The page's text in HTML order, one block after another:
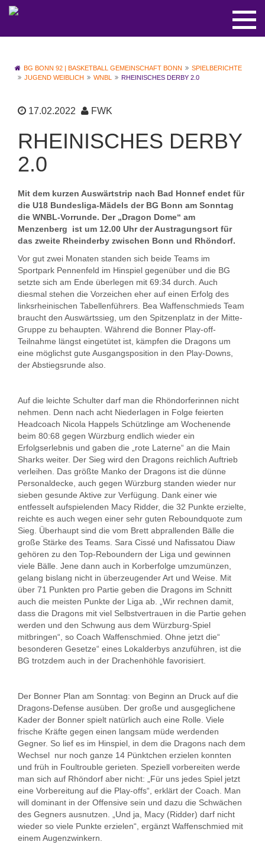
BG BONN 92 | BASKETBALL GEMEINSCHAFT BONN
SPIELBERICHTE
JUGEND WEIBLICH
WNBL RHEINISCHES DERBY 2.0
17.02.2022 FWK
RHEINISCHES DERBY
2.0
Mit dem kurzen Auswärtstrip nach Bad Honnef endet für
die U18 Bundesliga-Mädels der BG Bonn am Sonntag
die WNBL-Vorrunde. Der „Dragon Dome“ am
Menzenberg ist um 12.00 Uhr der Austragungsort für
das zweite Rheinderby zwischen Bonn und Rhöndorf.
Vor gut zwei Monaten standen sich beide Teams im
Sportpark Pennenfeld im Hinspiel gegenüber und die BG
setzte sich am Ende überlegen mit 69:34 durch. Auch
diesmal stehen die Vorzeichen eher auf einen Erfolg des
linksrheinischen Tabellenführers. Bea Waffenschmieds Team
braucht den Auswärtssieg, um den Spitzenplatz in der Mitte-
Gruppe zu behaupten. Während die Bonner Play-off-
Teilnahme längst eingetütet ist, kämpfen die Dragons um
eine möglichst gute Ausgangsposition in den Play-Downs,
der Abstiegsrunde also.
Auf die leichte Schulter darf man die Rhöndorferinnen nicht
nehmen. Denn nach acht Niederlagen in Folge feierten
Headcoach Nicola Happels Schützlinge am Wochenende
beim 80:68 gegen Würzburg endlich wieder ein
Erfolgserlebnis und gaben die „rote Laterne“ an die Main
Sharks weiter. Der Sieg wird den Dragons reichlich Auftrieb
verleihen. Das größte Manko der Dragons ist die dünne
Personaldecke, auch gegen Würzburg standen wieder nur
sieben gesunde Aktive zur Verfügung. Dank einer wie
entfesselt aufspielenden Macy Ridder, die 32 Punkte erzielte,
reichte es auch wegen einer sehr guten Reboundquote zum
Sieg. Überhaupt sind die vom Brett abprallenden Bälle die
große Stärke des Teams. Sara Cissé und Nafissatou Diaw
gehören zu den Top-Reboundern der Liga und gewinnen
viele Bälle. Jene dann auch in Korberfolge umzumünzen,
gelang bislang nicht in überzeugender Art und Weise. Mit
über 71 Punkten pro Partie geben die Dragons im Schnitt
auch die meisten Punkte der Liga ab. „Wir rechnen damit,
dass die Dragons mit viel Selbstvertrauen in die Partie gehen
werden und den Schwung aus dem Würzburg-Spiel
mitbringen“, so Coach Waffenschmied. Ohne jetzt die“
besonderen Gesetze“ eines Lokalderbys anzuführen, ist die
BG trotzdem auch in der Drachenhöhle favorisiert.
Der Bonner Plan am Sonntag: von Beginn an Druck auf die
Dragons-Defense ausüben. Der große und ausgeglichene
Kader der Bonner spielt natürlich auch eine Rolle. Viele
frische Kräfte gegen einen langsam müde werdenden
Gegner. So lief es im Hinspiel, in dem die Dragons nach dem
Wechsel nur noch ganze 14 Pünktchen erzielen konnten
und früh in Foultrouble gerieten. Speziell vorbereiten werde
man sich auf Rhöndorf aber nicht: „Für uns jedes Spiel jetzt
eine Vorbereitung auf die Play-offs“, erklärt der Coach. Man
will dominant in der Offensive sein und dazu die Schwächen
des Gegners ausnutzen. „Und ja, Macy (Ridder) darf nicht
wieder so viele Punkte erzielen“, ergänzt Waffenschmied mit
einem Augenzwinkern.